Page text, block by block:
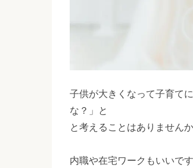
子供が大きくなって子育て
な？」と
と考えることはありません
内職や在宅ワークもいいで